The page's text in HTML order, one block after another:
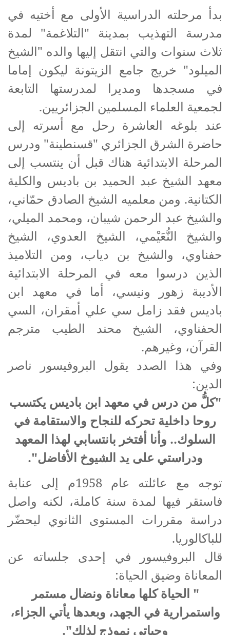
بدأ مرحلته الدراسية الأولى مع أختيه في
مدرسة التهذيب بمدينة "التلاغمة" لمدة
ثلاث سنوات والتي انتقل إليها والده "الشيخ
الميلود" خريج جامع الزيتونة ليكون إماما
في مسجدها ومديرا لمدرستها التابعة
لجمعية العلماء المسلمين الجزائريين.
عند بلوغه العاشرة رحل مع أسرته إلى
حاضرة الشرق الجزائري "قسنطينة" ودرس
المرحلة الابتدائية هناك قبل أن ينتسب إلى
معهد الشيخ عبد الحميد بن باديس والكلية
الكتانية. ومن معلميه الشيخ الصادق حمّاني،
والشيخ عبد الرحمن شيبان، ومحمد الميلي،
والشيخ النُّعَيْمي، الشيخ العدوي، الشيخ
حفناوي، والشيخ بن دياب، ومن التلاميذ
الذين درسوا معه في المرحلة الابتدائية
الأديبة زهور ونيسي، أما في معهد ابن
باديس فقد زامل سي علي أمقران، السي
الحفناوي، الشيخ محند الطيب مترجم
القرآن، وغيرهم.
وفي هذا الصدد يقول البروفيسور ناصر
الدين:
"كلُّ من درس في معهد ابن باديس يكتسب
روحا داخلية تحركه للنجاح والاستقامة في
السلوك.. وأنا أفتخر بانتسابي لهذا المعهد
ودراستي على يد الشيوخ الأفاضل".
توجه مع عائلته عام 1958م إلى عنابة
فاستقر فيها لمدة سنة كاملة، لكنه واصل
دراسة مقررات المستوى الثانوي ليحضّر
للباكالوريا.
قال البروفيسور في إحدى جلساته عن
المعاناة وضيق الحياة:
" الحياة كلها معاناة ونضال مستمر
واستمرارية في الجهد، وبعدها يأتي الجزاء،
وحياتي نموذج لذلك".